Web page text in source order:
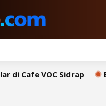
Sidrap Bupati